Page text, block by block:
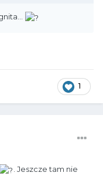
1
. Jeszcze tam nie